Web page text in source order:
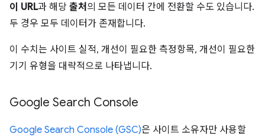
이 URL과 해당 출처 의 모든 데이터 간에 전환할 수도 있습니다.
두 경우 모두 데이터가 존재합니다.
이 수치는 사이트 실적, 개선이 필요한 측정항목, 개선이 필요한
기기 유형을 대략적으로 나타냅니다.
Google Search Console
Google Search Console (GSC)은 사이트 소유자만 사용할